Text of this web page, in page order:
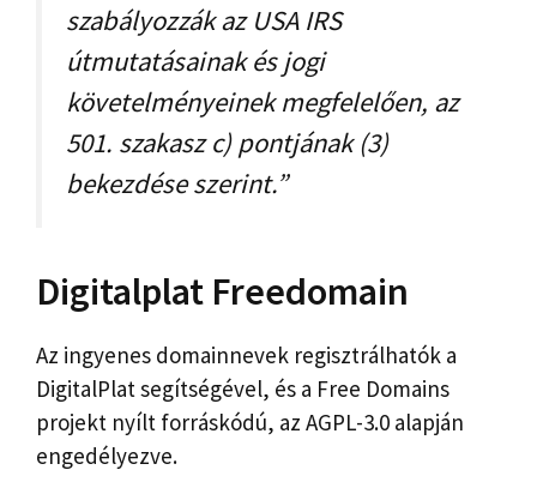
szabályozzák az USA IRS
útmutatásainak és jogi
követelményeinek megfelelően, az
501. szakasz c) pontjának (3)
bekezdése szerint.”
Digitalplat Freedomain
Az ingyenes domainnevek regisztrálhatók a
DigitalPlat segítségével, és a Free Domains
projekt nyílt forráskódú, az AGPL-3.0 alapján
engedélyezve.